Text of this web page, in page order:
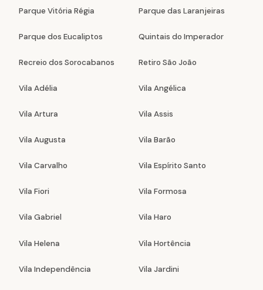
Parque Vitória Régia Parque das Laranjeiras
Parque dos Eucaliptos Quintais do Imperador
Recreio dos Sorocabanos Retiro São João
Vila Adélia Vila Angélica
Vila Artura Vila Assis
Vila Augusta Vila Barão
Vila Carvalho Vila Espírito Santo
Vila Fiori Vila Formosa
Vila Gabriel Vila Haro
Vila Helena Vila Hortência
Vila Independência Vila Jardini